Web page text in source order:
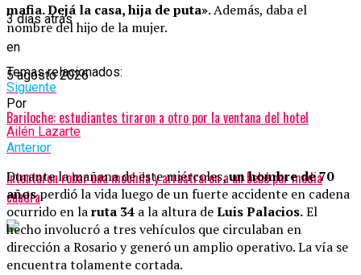
mafia. Dejá la casa, hija de puta». Además, daba el
nombre del hijo de la mujer.
Temas relacionados:
Siguente
Bariloche: estudiantes tiraron a otro por la ventana del hotel
Anterior
Intentaron robar una mochila y arrastraron a un bebé por media
cuadra
3 días atrás
en
5 agosto 2026
Por
Ailén Lazarte
Durante la mañana de este miércoles, un hombre de 70
añosperdió la vida luego de un fuerte accidente en cadena
ocurrido en laruta 34 a la altura deLuis Palacios.El
hecho involucró a tres vehículos que circulaban en
dirección a Rosario y generó un amplio operativo. La vía se
encuentra tolamente cortada.